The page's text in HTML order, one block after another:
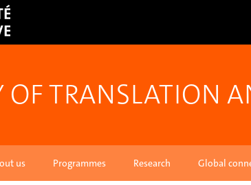
OF TRANSLATION
us Programmes Research Global